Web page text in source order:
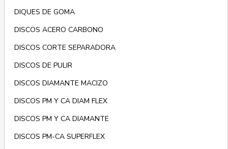
DIQUES DE GOMA
DISCOS ACERO CARBONO
DISCOS CORTE SEPARADORA
DISCOS DE PULIR
DISCOS DIAMANTE MACIZO
DISCOS PM Y CA DIAM FLEX
DISCOS PM Y CA DIAMANTE
DISCOS PM-CA SUPERFLEX